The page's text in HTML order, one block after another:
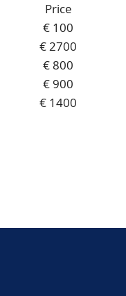
Price
€ 100
€ 2700
€ 800
€ 900
€ 1400